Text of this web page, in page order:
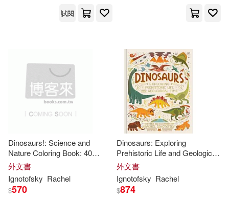
Andrews McMeel Pub(2)
Random House(2)
小熊出版(1) 遠流(1)
配送方式
試閱
Dinosaurs!: Science and
Nature Coloring Book: 40
Drawings to Color
外文書
Ignotofsky Rachel
$570
Dinosaurs: Exploring
Prehistoric Life and Geological
Time
外文書
Ignotofsky Rachel
$874